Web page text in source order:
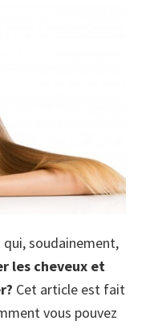
soudainement,
les cheveux et
Cet article est fait
vous pouvez